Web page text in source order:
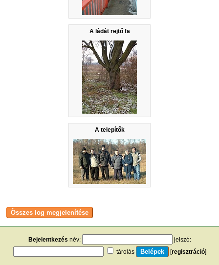
A ládát rejtő fa
A telepítők
Bejelentkezés név:
jelszó:
tárolás
[regisztráció]